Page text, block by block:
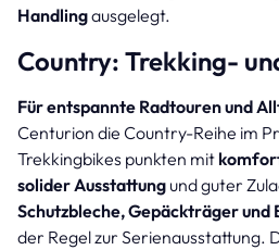
Handlingausgelegt.
Country: Trekking-
Für entspannte Radtouren und
Centurion die Country-Reihe im
Trekkingbikes punkten mit
solider Ausstattung und guter
Schutzbleche, Gepäckträger und
der Regel zur Serienausstattung.